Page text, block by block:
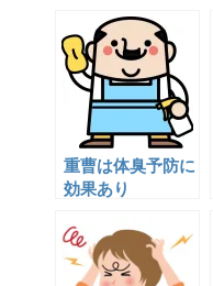
重曹は体臭予防に
効果あり